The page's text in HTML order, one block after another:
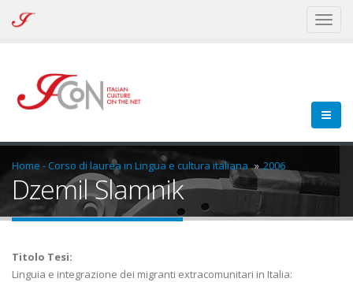
ICoN
On
the
Net
Home - Corso di laurea in Lingua e cultura italiana 2006
Dzemil Slamnik
Titolo Tesi:
Linguia e integrazione dei migranti extracomunitari in Italia: